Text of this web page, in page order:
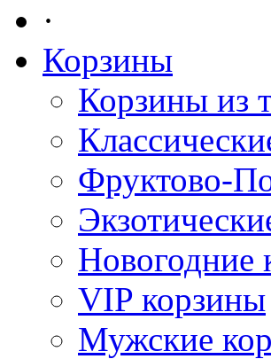
·
Корзины
Корзины из
Фруктово-
Новогодние
VIP корзины
Мужские